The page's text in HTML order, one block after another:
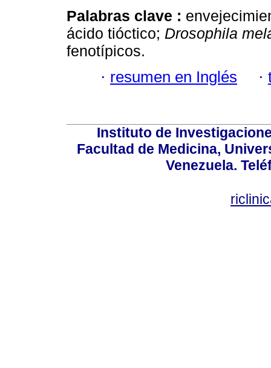
Palabras clave :
ácido tióctico; Drosophila
fenotípicos.
· resumen en Inglés ·
Instituto de
Facultad de Medicina,
Venezuela.